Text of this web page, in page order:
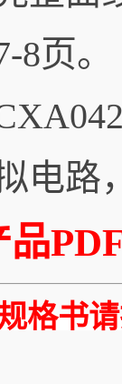
页。
电路
品
书请